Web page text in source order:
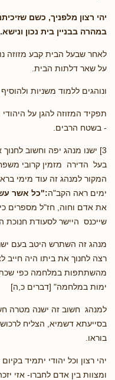
יהי רצון מלפניך, כשם
במהרה בבניין בית נכון ונישא.
לאחר שבעל הבית קבע מזוזה
על שאר דלתות הבית.
ונוהגים ללמוד משניות
תפקיד המזוזה להגן על היהודי
- בשטח הרבים.
3] ישנו מנהג יפה וחשוב
בעל הדירה מזמין קרובי
המקור למנהג זה עוד מימי
ימים ראה הקב"ה:"כל אשר
את אדם וחוה, חז"ל מספרים
שייכנס היישר לסעודת חנוכת
מנהג זה השתרש היטב בעם
רצה לחנוך את ביתו היה
מהשתתפות במלחמה כפי
ימות במלחמה" [דברים כ,ה]
למנהג חשוב זה ישנה מטרה
בסייעתא דשמיא, הצליח לרכוש
בוראו.
יהי רצון וכל יהודי יתמיד
ומצוות בין אדם לחברו- אזי